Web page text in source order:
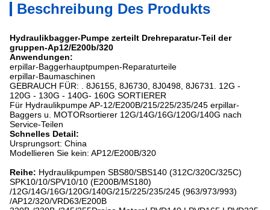
Beschreibung Des Produkts
Hydraulikbagger-Pumpe zerteilt Drehreparatur-Teil der
gruppen-Ap12/E200b/320
Anwendungen:
erpillar-Baggerhauptpumpen-Reparaturteile
erpillar-Baumaschinen
GEBRAUCH FÜR: . 8J6155, 8J6730, 8J0498, 8J6731. 12G -
120G - 130G - 140G- 160G SORTIERER
Für Hydraulikpumpe AP-12/E200B/215/225/235/245 erpillar-
Baggers u. MOTORsortierer 12G/14G/16G/120G/140G nach
Service-Teilen
Schnelles Detail:
Ursprungsort: China
Modellieren Sie kein: AP12/E200B/320
Reihe: Hydraulikpumpen SBS80/SBS140 (312C/320C/325C)
SPK10/10/SPV10/10 (E200B/MS180)
/12G/14G/16G/120G/140G/215/225/235/245 (963/973/993)
/AP12/320/VRD63/E200B